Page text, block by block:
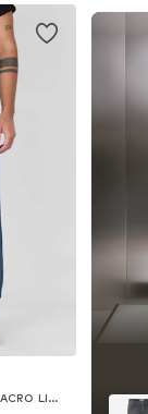
Loosefit Traperice '2001 D-MACRO LIGHT & SUPERSOFT'